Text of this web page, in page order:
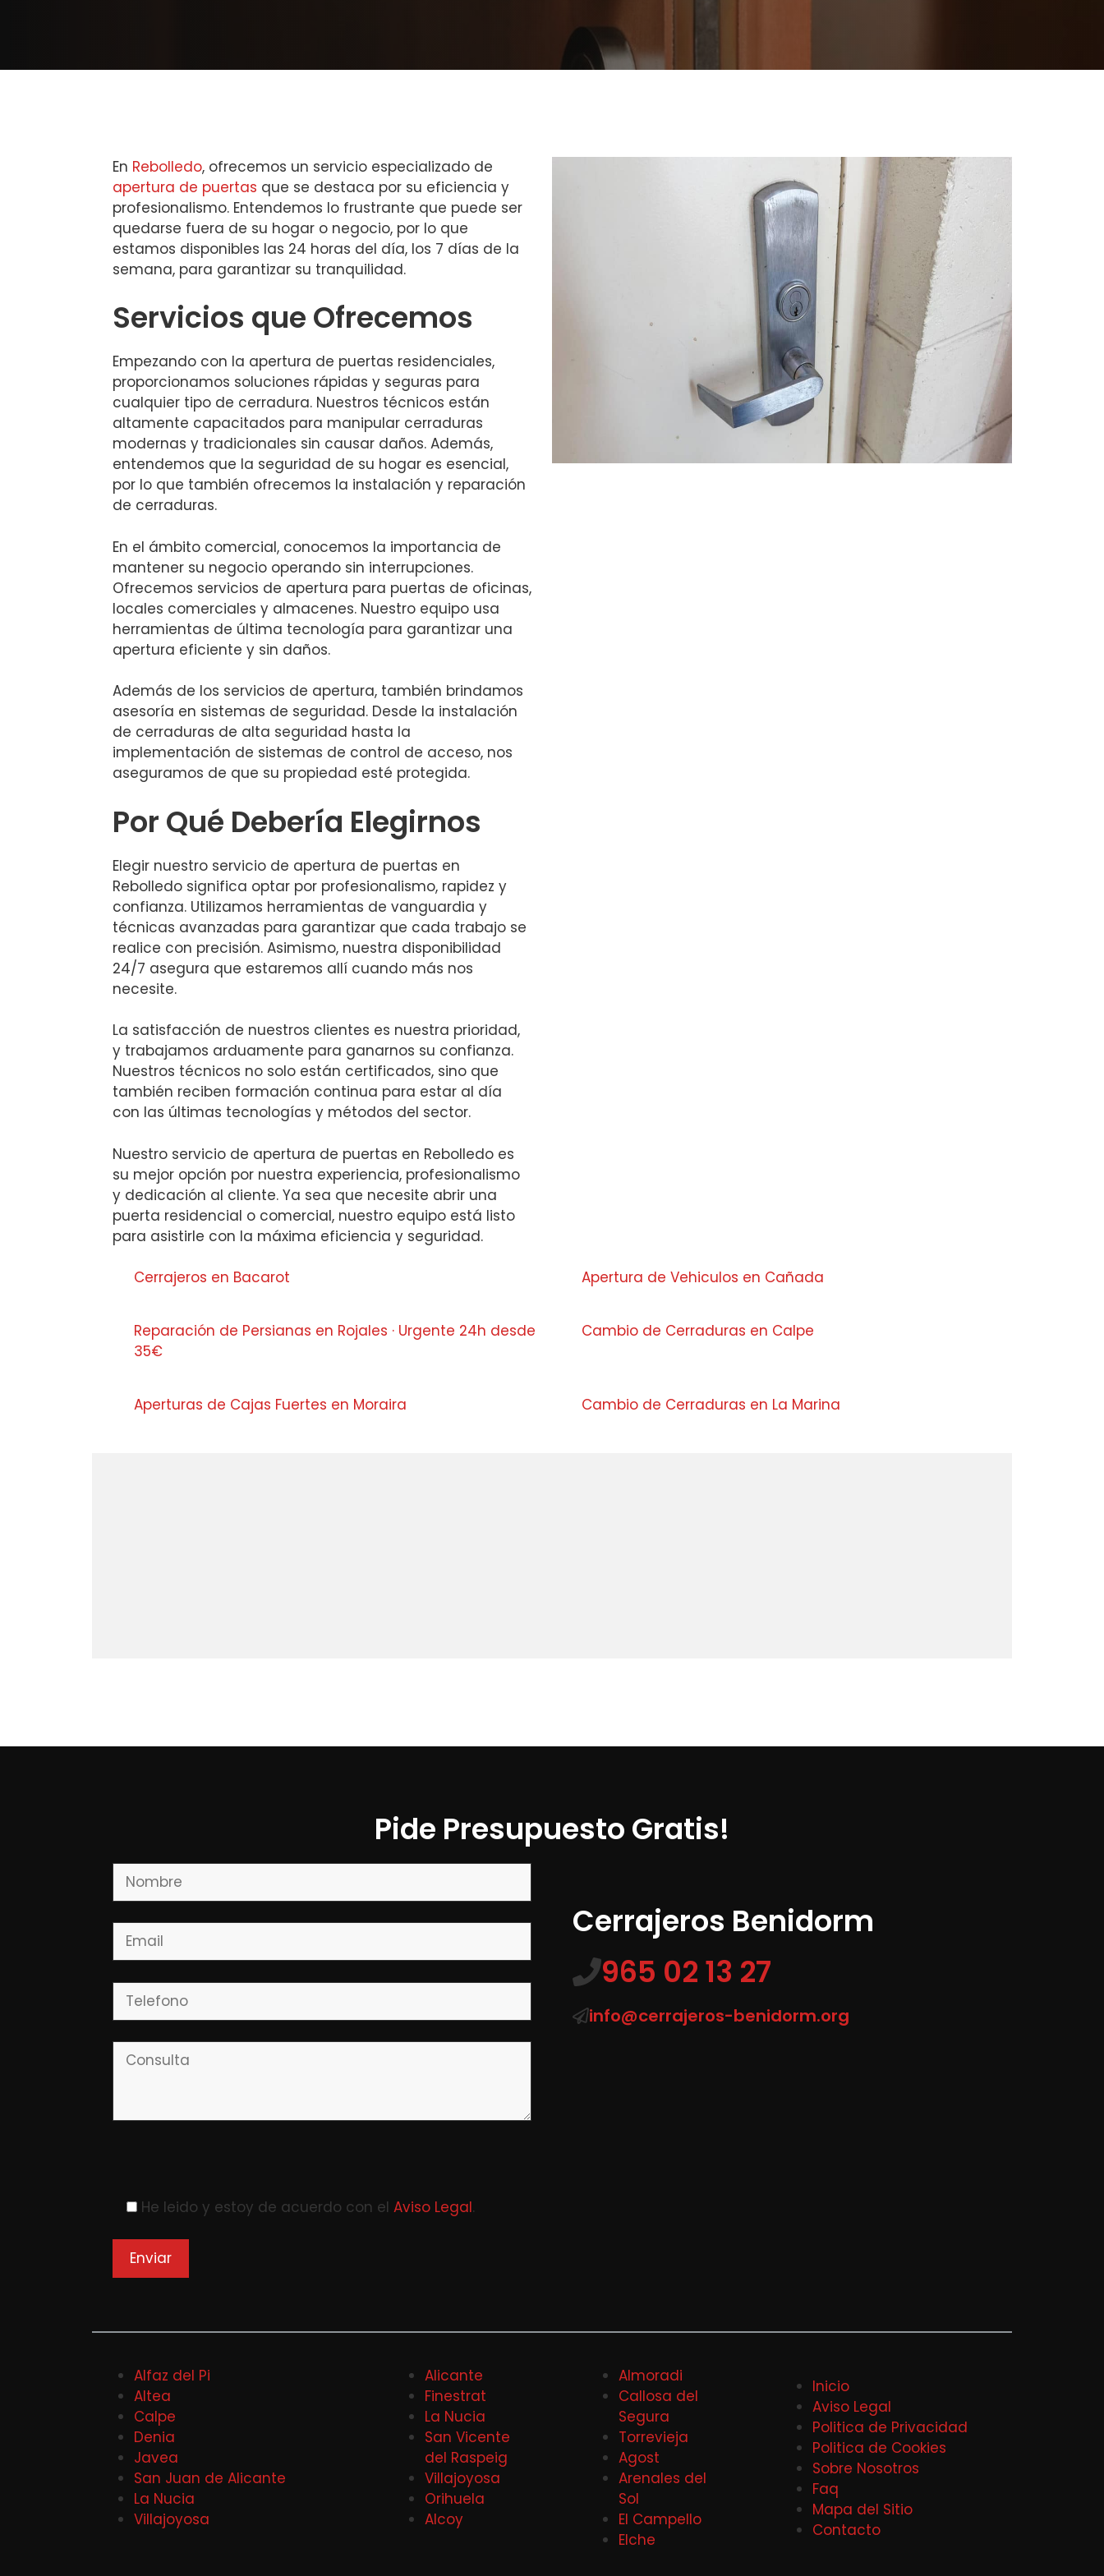
En Rebolledo, ofrecemos un servicio especializado de
apertura de puertas que se destaca por su eficiencia y
profesionalismo. Entendemos lo frustrante que puede ser
quedarse fuera de su hogar o negocio, por lo que
estamos disponibles las 24 horas del día, los 7 días de la
semana, para garantizar su tranquilidad.
Servicios que Ofrecemos
Empezando con la apertura de puertas residenciales,
proporcionamos soluciones rápidas y seguras para
cualquier tipo de cerradura. Nuestros técnicos están
altamente capacitados para manipular cerraduras
modernas y tradicionales sin causar daños. Además,
entendemos que la seguridad de su hogar es esencial,
por lo que también ofrecemos la instalación y reparación
de cerraduras.
En el ámbito comercial, conocemos la importancia de
mantener su negocio operando sin interrupciones.
Ofrecemos servicios de apertura para puertas de oficinas,
locales comerciales y almacenes. Nuestro equipo usa
herramientas de última tecnología para garantizar una
apertura eficiente y sin daños.
Además de los servicios de apertura, también brindamos
asesoría en sistemas de seguridad. Desde la instalación
de cerraduras de alta seguridad hasta la
implementación de sistemas de control de acceso, nos
aseguramos de que su propiedad esté protegida.
Por Qué Debería Elegirnos
Elegir nuestro servicio de apertura de puertas en
Rebolledo significa optar por profesionalismo, rapidez y
confianza. Utilizamos herramientas de vanguardia y
técnicas avanzadas para garantizar que cada trabajo se
realice con precisión. Asimismo, nuestra disponibilidad
24/7 asegura que estaremos allí cuando más nos
necesite.
La satisfacción de nuestros clientes es nuestra prioridad,
y trabajamos arduamente para ganarnos su confianza.
Nuestros técnicos no solo están certificados, sino que
también reciben formación continua para estar al día
con las últimas tecnologías y métodos del sector.
Nuestro servicio de apertura de puertas en Rebolledo es
su mejor opción por nuestra experiencia, profesionalismo
y dedicación al cliente. Ya sea que necesite abrir una
puerta residencial o comercial, nuestro equipo está listo
para asistirle con la máxima eficiencia y seguridad.
Cerrajeros en Bacarot Apertura de Vehiculos en Cañada
Reparación de Persianas en Rojales · Urgente 24h desde
35€
Cambio de Cerraduras en Calpe
Aperturas de Cajas Fuertes en Moraira Cambio de Cerraduras en La Marina
Pide Presupuesto Gratis!
He leido y estoy de acuerdo con el Aviso Legal.
Cerrajeros Benidorm
965 02 13 27
info@cerrajeros-benidorm.org
Alfaz del Pi
Altea
Calpe
Denia
Javea
San Juan de Alicante
La Nucia
Villajoyosa
Alicante
Finestrat
La Nucia
San Vicente
del Raspeig
Villajoyosa
Orihuela
Alcoy
Almoradi
Callosa del
Segura
Torrevieja
Agost
Arenales del
Sol
El Campello
Elche
Inicio
Aviso Legal
Politica de Privacidad
Politica de Cookies
Sobre Nosotros
Faq
Mapa del Sitio
Contacto